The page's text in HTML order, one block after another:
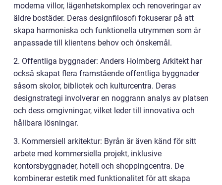
moderna villor, lägenhetskomplex och renoveringar av
äldre bostäder. Deras designfilosofi fokuserar på att
skapa harmoniska och funktionella utrymmen som är
anpassade till klientens behov och önskemål.
2. Offentliga byggnader: Anders Holmberg Arkitekt har
också skapat flera framstående offentliga byggnader
såsom skolor, bibliotek och kulturcentra. Deras
designstrategi involverar en noggrann analys av platsen
och dess omgivningar, vilket leder till innovativa och
hållbara lösningar.
3. Kommersiell arkitektur: Byrån är även känd för sitt
arbete med kommersiella projekt, inklusive
kontorsbyggnader, hotell och shoppingcentra. De
kombinerar estetik med funktionalitet för att skapa